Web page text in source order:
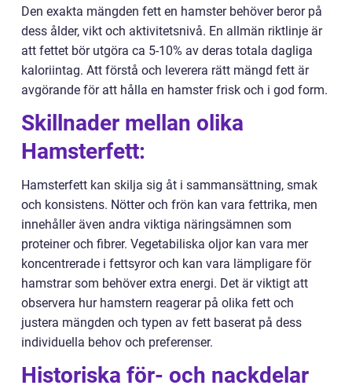
Den exakta mängden fett en hamster behöver beror på
dess ålder, vikt och aktivitetsnivå. En allmän riktlinje är
att fettet bör utgöra ca 5-10% av deras totala dagliga
kaloriintag. Att förstå och leverera rätt mängd fett är
avgörande för att hålla en hamster frisk och i god form.
Skillnader mellan olika
Hamsterfett:
Hamsterfett kan skilja sig åt i sammansättning, smak
och konsistens. Nötter och frön kan vara fettrika, men
innehåller även andra viktiga näringsämnen som
proteiner och fibrer. Vegetabiliska oljor kan vara mer
koncentrerade i fettsyror och kan vara lämpligare för
hamstrar som behöver extra energi. Det är viktigt att
observera hur hamstern reagerar på olika fett och
justera mängden och typen av fett baserat på dess
individuella behov och preferenser.
Historiska för- och nackdelar